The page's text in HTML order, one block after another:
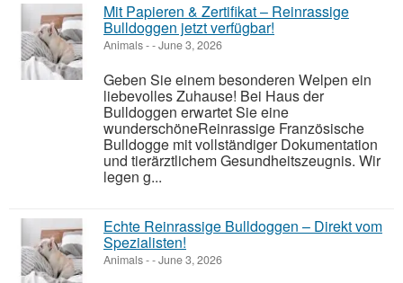
Mit Papieren & Zertifikat – Reinrassige
Bulldoggen jetzt verfügbar!
Animals--June 3, 2026
Geben Sie einem besonderen Welpen ein
liebevolles Zuhause! Bei Haus der
Bulldoggen erwartet Sie eine
wunderschöneReinrassige Französische
Bulldogge mit vollständiger Dokumentation
und tierärztlichem Gesundheitszeugnis. Wir
legen g...
Echte Reinrassige Bulldoggen – Direkt vom
Spezialisten!
Animals--June 3, 2026